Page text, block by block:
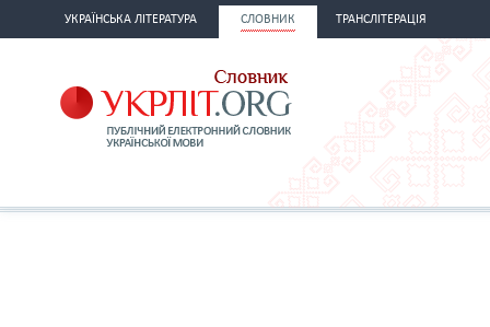
УКРАЇНСЬКА ЛІТЕРАТУРА СЛОВНИК ТРАНСЛІТЕРАЦІЯ